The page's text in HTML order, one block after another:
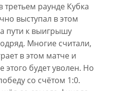
третьем раунде Кубка
выступал в этом
пути к выигрышу
Многие считали,
в этом матче и
этого будет уволен. Но
со счётом 1:0.